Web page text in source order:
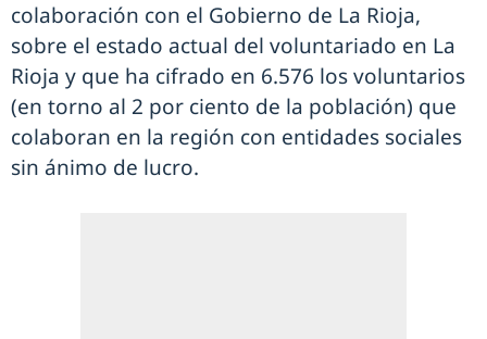
colaboración con el Gobierno de La Rioja,
sobre el estado actual del voluntariado en La
Rioja y que ha cifrado en 6.576 los voluntarios
(en torno al 2 por ciento de la población) que
colaboran en la región con entidades sociales
sin ánimo de lucro.